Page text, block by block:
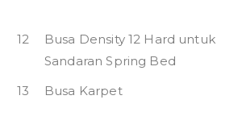
12
Busa Density 12 Hard untuk
Sandaran Spring Bed
13
Busa Karpet